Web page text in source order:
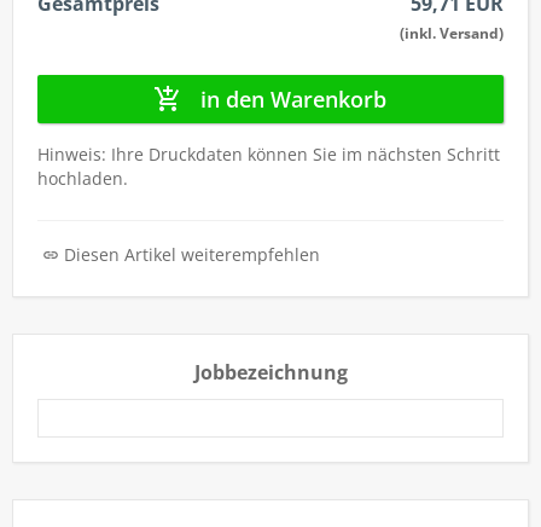
(inkl. Versand)
in den Warenkorb
Hinweis: Ihre Druckdaten können Sie im nächsten Schritt
hochladen.
Diesen Artikel weiterempfehlen
Jobbezeichnung